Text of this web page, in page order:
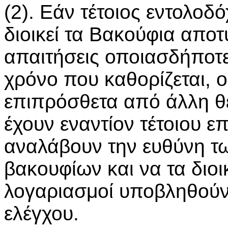
(2). Εάν τέτοιος
διοικεί τα Βακούφια
απαιτήσεις
χρόνο που καθορίζεται,
επιπρόσθετα από άλλη
έχουν εναντίον
αναλάβουν την ευθύνη
βακουφίων και να τα
λογαριασμοί
ελέγχου.